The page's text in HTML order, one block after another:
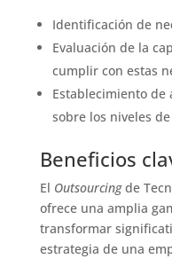
Identificación de
Evaluación de la
cumplir con estas
Establecimiento de
sobre los niveles de
Beneficios
El Outsourcingde
ofrece una amplia
transformar
estrategia de una